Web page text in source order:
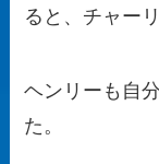
ると、チャー
ヘンリーも自
た。